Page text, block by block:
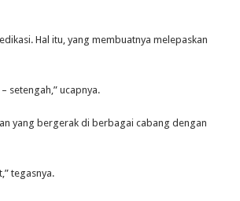
Hal itu, yang membuatnya melepaskan
setengah,” ucapnya.
yang bergerak di berbagai cabang dengan
tegasnya.